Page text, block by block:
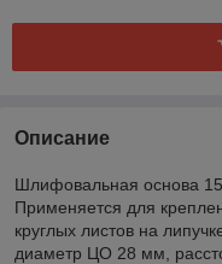
Описание
Шлифовальная основа
Применяется для
круглых листов на
диаметр ЦО 28 мм,